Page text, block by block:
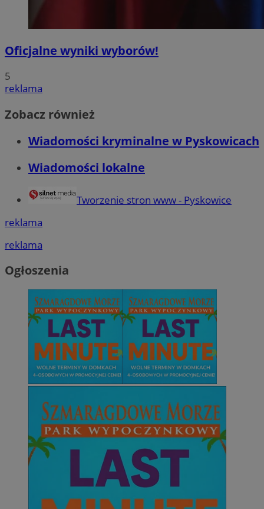
Oficjalne wyniki wyborów!
5
reklama
Zobacz również
Wiadomości kryminalne w Pyskowicach
Wiadomości lokalne
Tworzenie stron www - Pyskowice
reklama
reklama
Ogłoszenia